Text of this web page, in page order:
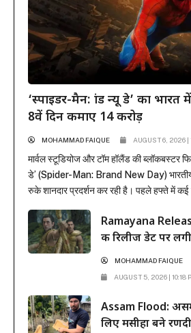
‘स्पाइडर-मैन: ब्रांड न्यू डे’ का
8वें दिन कमाए 14 करोड़
MOHAMMAD FAIQUE AUGUST 6, 2026 |
मार्वल स्टूडियोज और टॉम हॉलैंड की ब्लॉकबस्टर
डे’ (Spider-Man: Brand New Day)
रुके शानदार प्रदर्शन कर रही है। पहले हफ्ते में कई
बनाए रखी है। रिलीज के...Ramayana
की रिलीज डेट पर
MOHAMMAD FAIQUE
AUGUST 5, 2026 | 10:18
Assam Flood:
लिए मसीहा बने